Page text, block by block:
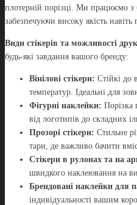
плотерній порізці. Ми працюємо з
забезпечуючи високу якість
Види стікерів та можливості
будь-які завдання вашого бренду:
Вінілові стікери: Стійкі до
температур. Ідеальні для
Фігурні наклейки: Порізка
від логотипів до складних
Прозорі стікери: Стильне
тари, де важливо бачити
Стікери в рулонах та на
швидкого наклеювання на
Брендовані наклейки для
індивідуальності вашим